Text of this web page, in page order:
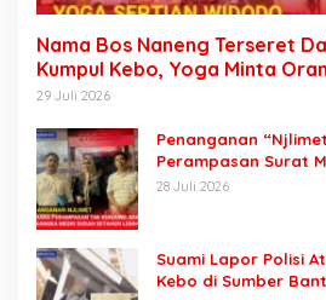
Nama Bos Naneng Terseret
Kumpul Kebo, Yoga Minta
Dipanggil Polisi
29 Juli 2026
Penanganan
Perampasan Surat
Tersangka Padahal
28 Juli 2026
Suami Lapor Polisi
Kebo di Sumber